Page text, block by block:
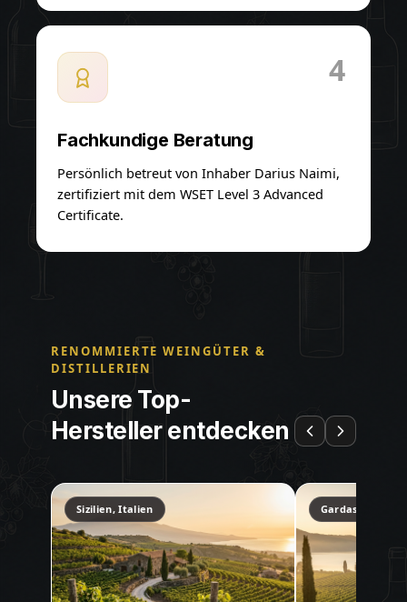
4
Fachkundige Beratung
Persönlich betreut von Inhaber Darius Naimi,
zertifiziert mit dem WSET Level 3 Advanced
Certificate.
RENOMMIERTE WEINGÜTER &
DISTILLERIEN
Unsere Top-
Hersteller entdecken
Sizilien, Italien Gardasee,